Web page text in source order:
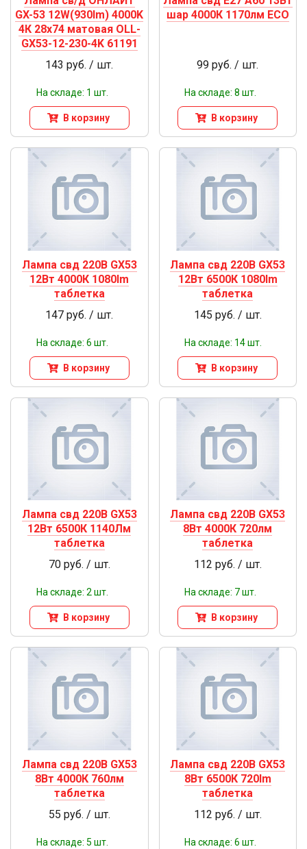
GX-53 12W(930lm) 4000K
4К 28х74 матовая OLL-
GX53-12-230-4K 61191
143 руб. / шт.
На складе: 1 шт.
В корзину
шар 4000К 1170лм ЕСО
99 руб. / шт.
На складе: 8 шт.
В корзину
Лампа свд 220В GX53
12Вт 4000К 1080lm
таблетка
147 руб. / шт.
На складе: 6 шт.
В корзину
Лампа свд 220В GX53
12Вт 6500К 1080lm
таблетка
145 руб. / шт.
На складе: 14 шт.
В корзину
Лампа свд 220В GX53
12Вт 6500К 1140Лм
таблетка
70 руб. / шт.
На складе: 2 шт.
В корзину
Лампа свд 220В GX53
8Вт 4000К 720лм
таблетка
112 руб. / шт.
На складе: 7 шт.
В корзину
Лампа свд 220В GX53
8Вт 4000К 760лм
таблетка
55 руб. / шт.
На складе: 5 шт.
Лампа свд 220В GX53
8Вт 6500К 720lm
таблетка
112 руб. / шт.
На складе: 6 шт.